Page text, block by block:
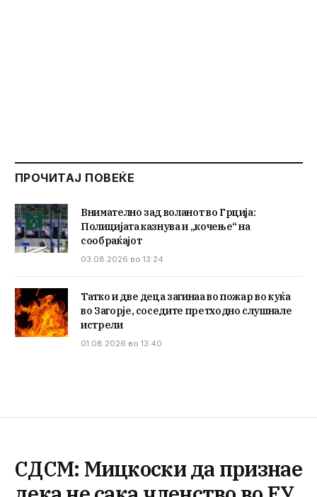
ПРОЧИТАЈ ПОВЕЌЕ
Внимателно зад воланот во Грција:
Полицијата казнува и „кочење“ на
сообраќајот
03.08.2026 во 13:24
Татко и две деца загинаа во пожар во куќа
во Загорје, соседите претходно слушнале
истрели
01.08.2026 во 13:40
СДСМ: Мицкоски да признае